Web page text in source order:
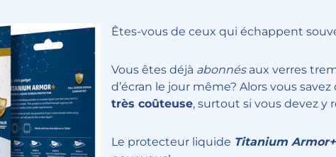
Êtes-vous de ceux qui échappent
Vous êtes déjà abonnésaux verres
d’écran le jour même? Alors vous
très coûteuse, surtout si vous devez y
Le protecteur liquide Titanium Armor+